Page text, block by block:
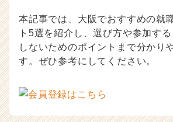
|
ベ
ン
チ
ャ
成
長
本記事では、大阪でおすすめの就
ト5選を紹介し、選び方や参加す
しないためのポイントまで分かり
す。ぜひ参考にしてください。